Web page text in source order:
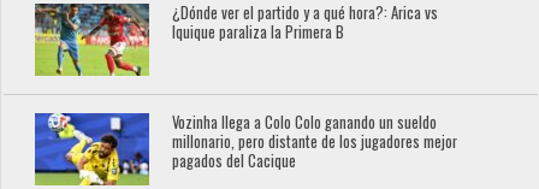
¿Dónde ver el partido y a qué hora?: Arica vs
Iquique paraliza la Primera B
Vozinha llega a Colo Colo ganando un sueldo
millonario, pero distante de los jugadores mejor
pagados del Cacique